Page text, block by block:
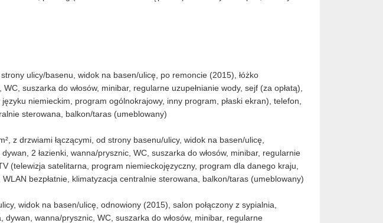
ulicy/basenu, widok na basen/ulicę, po remoncie (2015), łóżko
suszarka do włosów, minibar, regularne uzupełnianie wody, sejf (za opłatą),
niemieckim, program ogólnokrajowy, inny program, płaski ekran), telefon,
sterowana, balkon/taras (umeblowany)
z drzwiami łączącymi, od strony basenu/ulicy, widok na basen/ulicę,
2 łazienki, wanna/prysznic, WC, suszarka do włosów, minibar, regularnie
(telewizja satelitarna, program niemieckojęzyczny, program dla danego kraju,
bezpłatnie, klimatyzacja centralnie sterowana, balkon/taras (umeblowany)
widok na basen/ulicę, odnowiony (2015), salon połączony z sypialnia,
dywan, wanna/prysznic, WC, suszarka do włosów, minibar, regularne